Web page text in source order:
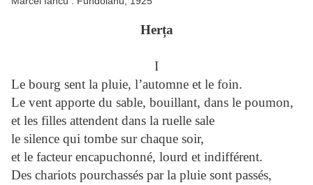
Herța
I
Le bourg sent la pluie, l’automne et le foin.
Le vent apporte du sable, bouillant, dans le poumon,
et les filles attendent dans la ruelle sale
le silence qui tombe sur chaque soir,
et le facteur encapuchonné, lourd et indifférent.
Des chariots pourchassés par la pluie sont passés,